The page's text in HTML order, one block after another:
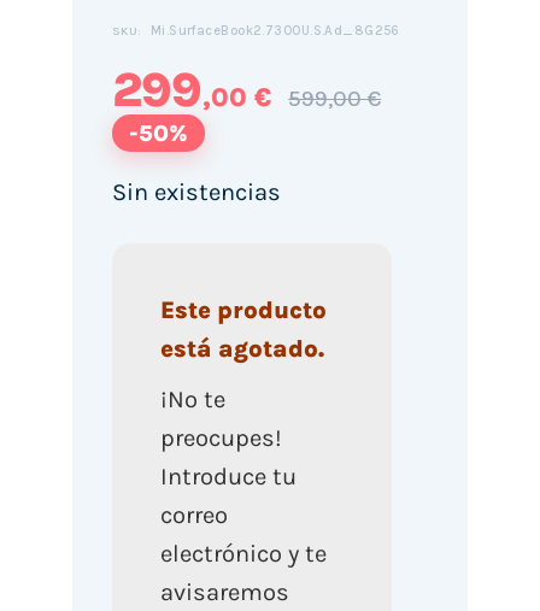
SKU: Mi.SurfaceBook2.7300U.S.Ad_8G256
299,00 € 599,00 €
-50%
Sin existencias
Este producto
está agotado.
¡No te
preocupes!
Introduce tu
correo
electrónico y te
avisaremos